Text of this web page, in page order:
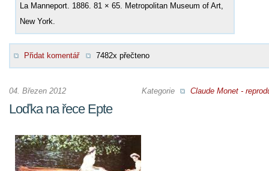
La Manneport. 1886. 81 × 65. Metropolitan Museum of Art,
New York.
Přidat komentář 7482x přečteno
Kategorie Claude Monet -
04. Březen 2012
Loďka na řece Epte